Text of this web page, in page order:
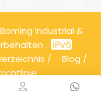
Industrial &
.
/ Blog /